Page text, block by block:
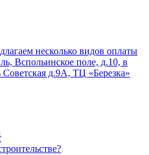
несколько видов оплаты
Вспольинское поле, д.10, в
д.9А, ТЦ «Березка»